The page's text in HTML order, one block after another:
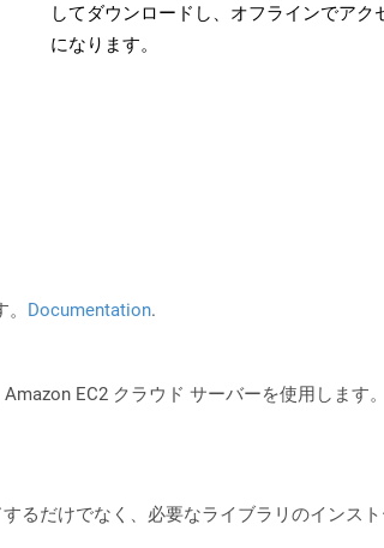
してダウンロードし、オフラインでアク
になります。
Documentation.
EC2 クラウド サーバーを使用します
るだけでなく、必要なライブラリのインスト